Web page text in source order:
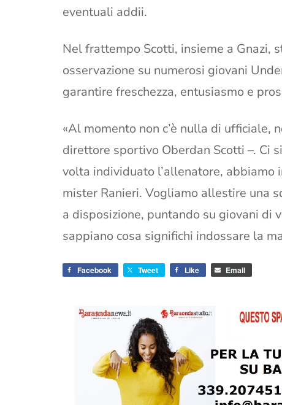
eventuali addii.
Nel frattempo Scotti, insieme a Gnazi,
osservazione su numerosi giovani
garantire freschezza, entusiasmo e
«Al momento non c’è nulla di ufficiale,
direttore sportivo Oberdan Scotti –. Ci
volta individuato l’allenatore,
mister Ranieri. Vogliamo allestire una
a disposizione, puntando su giovani di
sappiano cosa significhi indossare la
Facebook Tweet Like Email